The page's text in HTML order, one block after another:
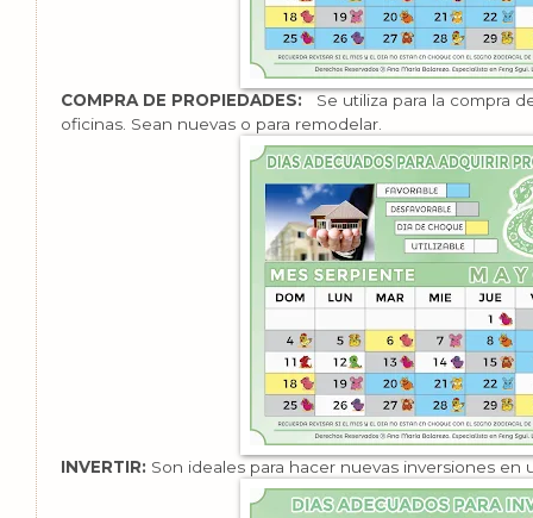
COMPRA DE PROPIEDADES: Se utiliza para la compra
oficinas. Sean nuevas o para remodelar.
INVERTIR: Son ideales para hacer nuevas inversiones